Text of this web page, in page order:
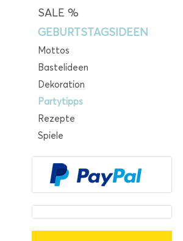
SALE %
GEBURTSTAGSIDEEN
Mottos
Bastelideen
Dekoration
Partytipps
Rezepte
Spiele